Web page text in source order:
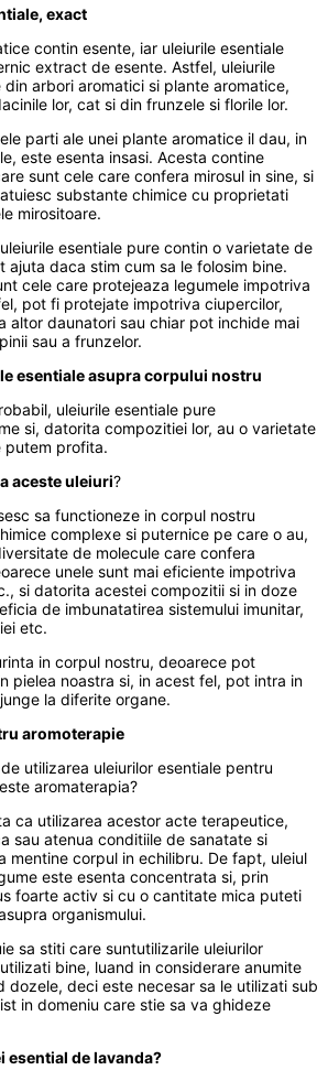
exact
contin esente, iar uleiurile esentiale
extract de esente. Astfel, uleiurile
arbori aromatici si plante aromatice,
lor, cat si din frunzele si florile lor.
parti ale unei plante aromatice il dau, in
este esenta insasi. Acesta contine
sunt cele care confera mirosul in sine, si
substante chimice cu proprietati
mirositoare.
esentiale pure contin o varietate de
ajuta daca stim cum sa le folosim bine.
cele care protejeaza legumele impotriva
pot fi protejate impotriva ciupercilor,
altor daunatori sau chiar pot inchide mai
sau a frunzelor.
esentiale asupra corpului nostru
uleiurile esentiale pure
si, datorita compozitiei lor, au o varietate
putem profita.
aceste uleiuri?
sa functioneze in corpul nostru
complexe si puternice pe care o au,
de molecule care confera
unele sunt mai eficiente impotriva
., si datorita acestei compozitii si in doze
de imbunatatirea sistemului imunitar,
etc.
in corpul nostru, deoarece pot
pielea noastra si, in acest fel, pot intra in
la diferite organe.
aromoterapie
utilizarea uleiurilor esentiale pentru
aromaterapia?
ca utilizarea acestor acte terapeutice,
sau atenua conditiile de sanatate si
mentine corpul in echilibru. De fapt, uleiul
este esenta concentrata si, prin
foarte activ si cu o cantitate mica puteti
organismului.
sa stiti care suntutilizarile uleiurilor
bine, luand in considerare anumite
dozele, deci este necesar sa le utilizati sub
in domeniu care stie sa va ghideze
esential de lavanda?